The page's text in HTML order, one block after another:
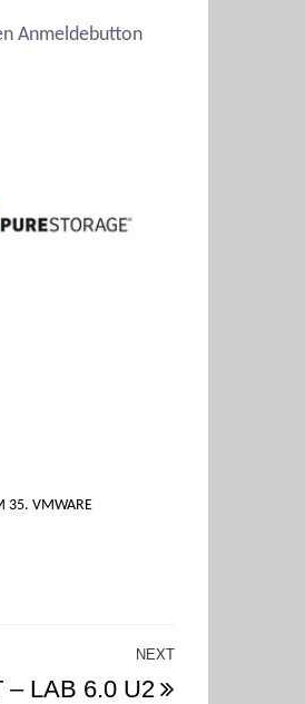
Anmeldebutton
35. VMWARE
NEXT
– LAB 6.0 U2